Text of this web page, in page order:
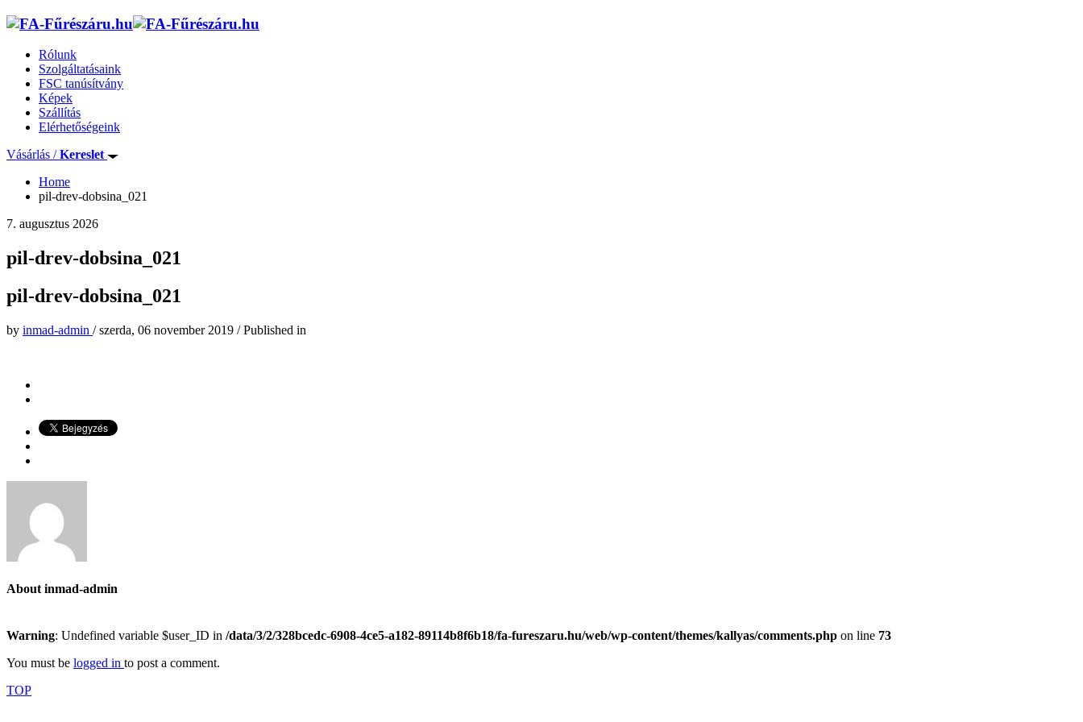
Rólunk
Szolgáltatásaink
FSC tanúsítvány
Képek
Szállítás
Elérhetőségeink
Vásárlás /Kereslet
Home
pil-drev-dobsina_021
7. augusztus 2026
pil-drev-dobsina_021
pil-drev-dobsina_021
by inmad-admin /szerda, 06 november 2019 /Published in
Aboutinmad-admin
Warning: Undefined variable $user_ID in /data/3/2/328bcedc-6908-4ce5-a182-89114b8f6b18/fa-fureszaru.hu/web/wp-content/themes/kallyas/comments.php on line 73
You must be logged in to post a comment.
TOP